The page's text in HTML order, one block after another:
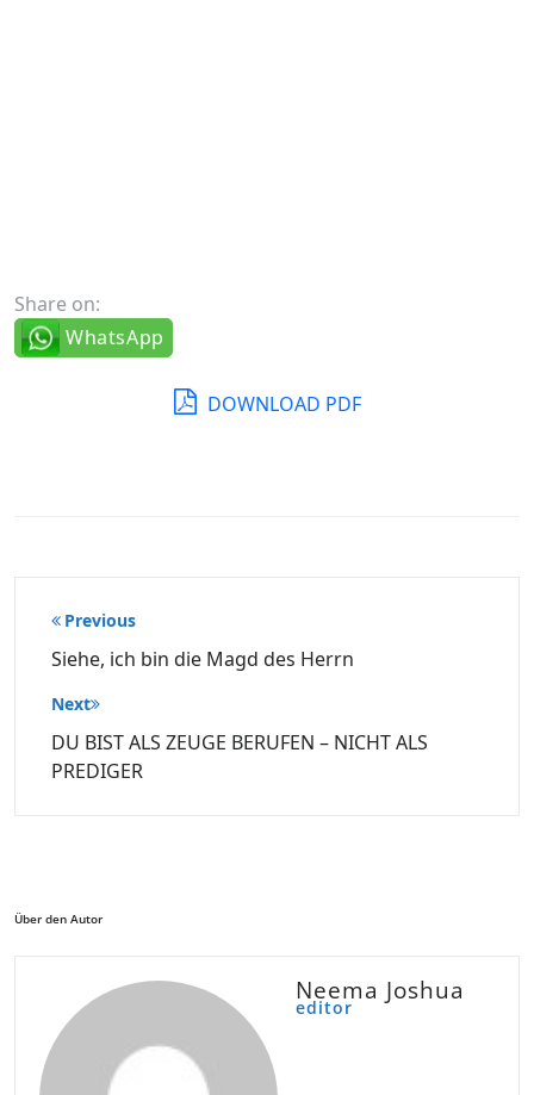
Share on:
WhatsApp
DOWNLOAD PDF
Beitragsnavigation
Previous
Siehe, ich bin die Magd des Herrn
Next
DU BIST ALS ZEUGE BERUFEN – NICHT ALS
PREDIGER
Über den Autor
Neema Joshua
editor